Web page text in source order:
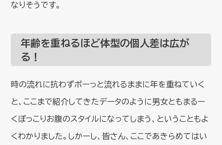
なりそうです。
年齢を重ねるほど体型の個人差は広が
る！
時の流れに抗わずボーっと流れるままに年を重ねていく
と、ここまで紹介してきたデータのように男女ともまるー
くぽっこりお腹のスタイルになってしまう、ということもよ
くわかりました。しかーし、皆さん、ここであきらめてはい